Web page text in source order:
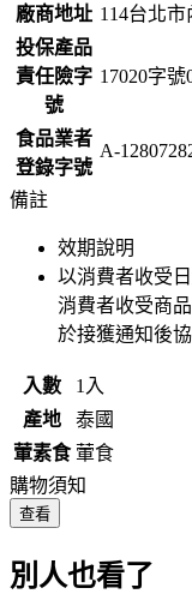
廠商地址 114台北
投保產品
責任險字
號
17020字
食品業者
登錄字號
A-
備註
效期說明
以消費者收受
消費者收受商
於接獲通知後
入數
1入
產地
泰國
葷素食 葷食
購物須知
查看
別人也看了